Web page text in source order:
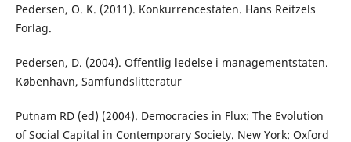
Pedersen, O. K. (2011). Konkurrencestaten. Hans Reitzels
Forlag.
Pedersen, D. (2004). Offentlig ledelse i managementstaten.
København, Samfundslitteratur
Putnam RD (ed) (2004). Democracies in Flux: The Evolution
of Social Capital in Contemporary Society. New York: Oxford